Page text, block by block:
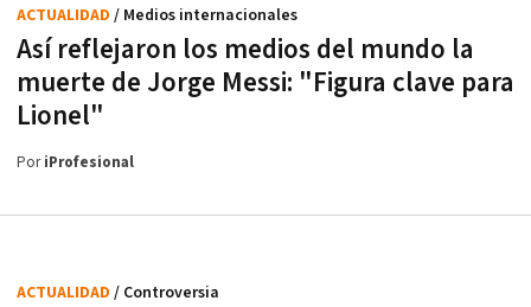
Así reflejaron los medios del mundo la
muerte de Jorge Messi: "Figura clave para
Lionel"
ACTUALIDAD / Medios internacionales
PoriProfesional
ACTUALIDAD / Controversia